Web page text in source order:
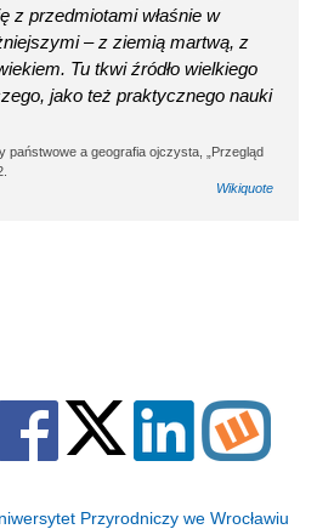
z przedmiotami właśnie w
– z ziemią martwą, z
Tu tkwi źródło wielkiego
jako też praktycznego nauki
państwowe a geografia ojczysta, „Przegląd
Wikiquote
Przyrodniczy we Wrocławiu